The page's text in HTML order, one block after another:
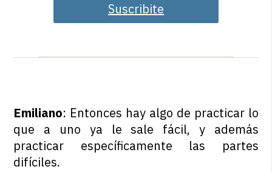
Suscribite
Emiliano: Entonces hay algo de practicar lo
que a uno ya le sale fácil, y además
practicar específicamente las partes
difíciles.